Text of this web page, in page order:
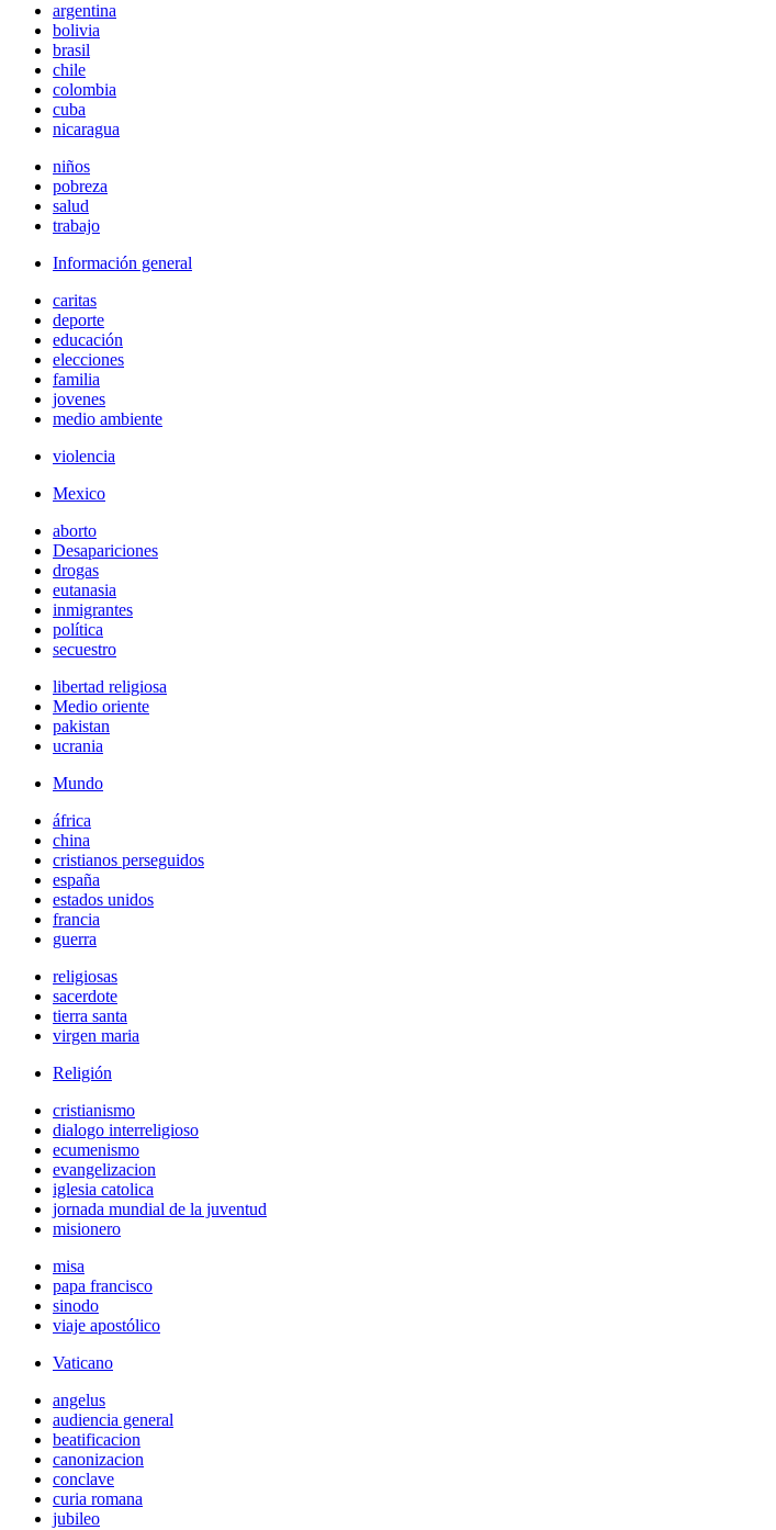
argentina
bolivia
brasil
chile
colombia
cuba
nicaragua
niños
pobreza
salud
trabajo
Información general
caritas
deporte
educación
elecciones
familia
jovenes
medio ambiente
violencia
Mexico
aborto
Desapariciones
drogas
eutanasia
inmigrantes
política
secuestro
libertad religiosa
Medio oriente
pakistan
ucrania
Mundo
áfrica
china
cristianos perseguidos
españa
estados unidos
francia
guerra
religiosas
sacerdote
tierra santa
virgen maria
Religión
cristianismo
dialogo interreligioso
ecumenismo
evangelizacion
iglesia catolica
jornada mundial de la juventud
misionero
misa
papa francisco
sinodo
viaje apostólico
Vaticano
angelus
audiencia general
beatificacion
canonizacion
conclave
curia romana
jubileo